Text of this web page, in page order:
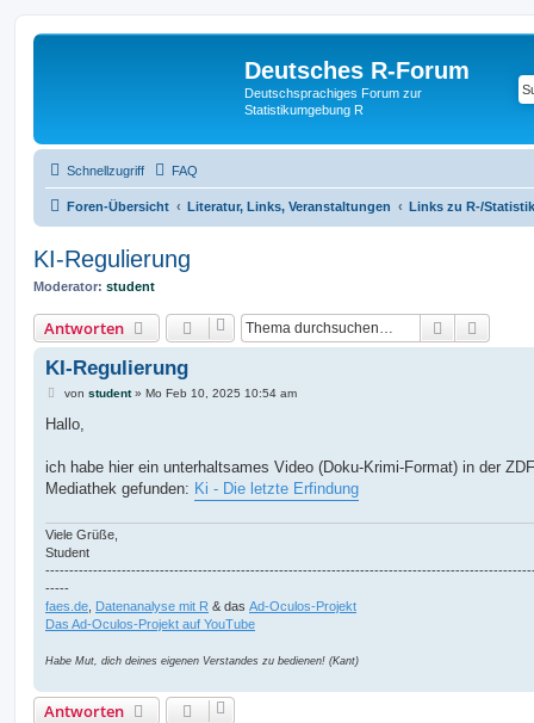
Deutsches R-Forum
Deutschsprachiges Forum zur
Statistikumgebung R
Schnellzugriff FAQ
Foren-Übersicht Literatur, Links, Veranstaltungen Links zu R-/
KI-Regulierung
Moderator: student
Antworten Suche
KI-Regulierung
B
i
a
von student» Mo Feb 10, 2025 10:54 am
Hallo,
ich habe hier ein unterhaltsames Video (Doku-Krimi-Format) in der
Mediathek gefunden: Ki - Die letzte Erfindung
Viele Grüße,
Student
-----
faes.de Datenanalyse mit R & das Ad-Oculos-Projekt
Das Ad-Oculos-Projekt auf YouTube
Habe Mut, dich deines eigenen Verstandes zu bedienen! (Kant)
Antworten